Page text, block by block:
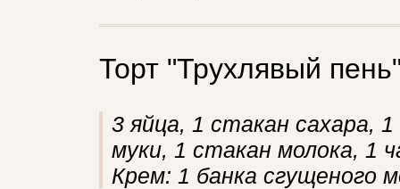
Торт "Трухлявый
3 яйца, 1 стакан сахара,
муки, 1 стакан молока, 1
Крем: 1 банка сгущеного